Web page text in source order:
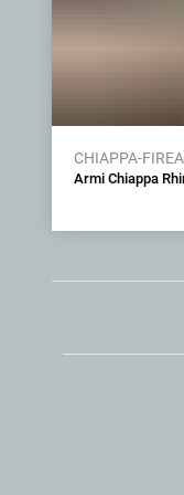
CHIAPPA-
Armi Chiappa